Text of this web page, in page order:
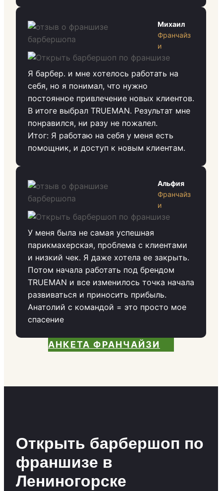
Михаил
Франчайз
и
Я барбер. и мне хотелось работать на
себя, но я понимал, что нужно
постоянное привлечение новых клиентов.
В итоге выбрал TRUEMAN. Результат мне
понравился, ни разу не пожалел.
Итог: Я работаю на себя у меня есть
помощник, и доступ к новым клиентам.
Альфия
Франчайз
и
У меня была не самая успешная
парикмахерская, проблема с клиентами
и низкий чек. Я даже хотела ее закрыть.
Потом начала работать под брендом
TRUEMAN и все изменилось точка начала
развиваться и приносить прибыль.
Анатолий с командой = это просто мое
спасение
АНКЕТА ФРАНЧАЙЗИ
Открыть барбершоп по
франшизе в
Лениногорске